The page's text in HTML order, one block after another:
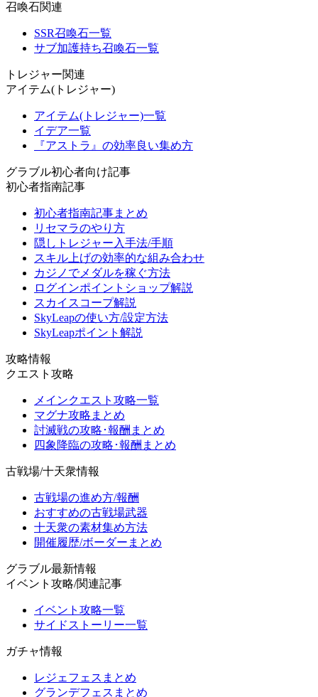
召喚石関連
SSR召喚石一覧
サブ加護持ち召喚石一覧
トレジャー関連
アイテム(トレジャー)
アイテム(トレジャー)一覧
イデア一覧
『アストラ』の効率良い集め方
グラブル初心者向け記事
初心者指南記事
初心者指南記事まとめ
リセマラのやり方
隠しトレジャー入手法/手順
スキル上げの効率的な組み合わせ
カジノでメダルを稼ぐ方法
ログインポイントショップ解説
スカイスコープ解説
SkyLeapの使い方/設定方法
SkyLeapポイント解説
攻略情報
クエスト攻略
メインクエスト攻略一覧
マグナ攻略まとめ
討滅戦の攻略･報酬まとめ
四象降臨の攻略･報酬まとめ
古戦場/十天衆情報
古戦場の進め方/報酬
おすすめの古戦場武器
十天衆の素材集め方法
開催履歴/ボーダーまとめ
グラブル最新情報
イベント攻略/関連記事
イベント攻略一覧
サイドストーリー一覧
ガチャ情報
レジェフェスまとめ
グランデフェスまとめ